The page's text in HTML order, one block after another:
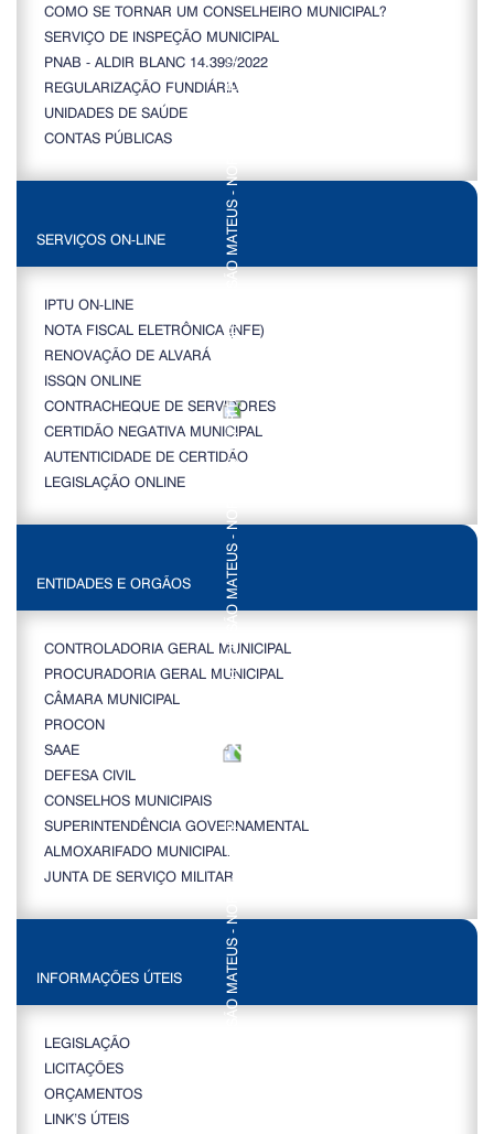
COMO SE TORNAR UM CONSELHEIRO MUNICIPAL?
SERVIÇO DE INSPEÇÃO MUNICIPAL
PNAB - ALDIR BLANC 14.399/2022
REGULARIZAÇÃO FUNDIÁRIA
UNIDADES DE SAÚDE
CONTAS PÚBLICAS
SERVIÇOS ON-LINE
IPTU ON-LINE
NOTA FISCAL ELETRÔNICA (NFE)
RENOVAÇÃO DE ALVARÁ
ISSQN ONLINE
CONTRACHEQUE DE SERVIDORES
CERTIDÃO NEGATIVA MUNICIPAL
AUTENTICIDADE DE CERTIDÃO
LEGISLAÇÃO ONLINE
ENTIDADES E ORGÃOS
CONTROLADORIA GERAL MUNICIPAL
PROCURADORIA GERAL MUNICIPAL
CÂMARA MUNICIPAL
PROCON
SAAE
DEFESA CIVIL
CONSELHOS MUNICIPAIS
SUPERINTENDÊNCIA GOVERNAMENTAL
ALMOXARIFADO MUNICIPAL
JUNTA DE SERVIÇO MILITAR
INFORMAÇÕES ÚTEIS
LEGISLAÇÃO
LICITAÇÕES
ORÇAMENTOS
LINK’S ÚTEIS